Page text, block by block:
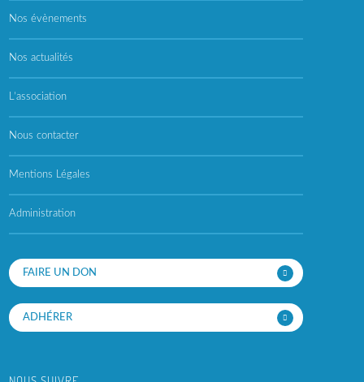
Nos évènements
Nos actualités
L’association
Nous contacter
Mentions Légales
Administration
FAIRE UN DON
ADHÉRER